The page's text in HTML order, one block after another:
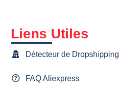
Liens Utiles
Détecteur de Dropshipping
FAQ Aliexpress